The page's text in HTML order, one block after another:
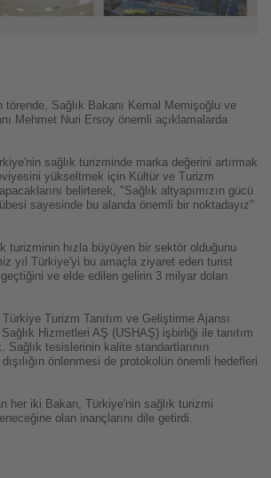
törende, Sağlık Bakanı Kemal Memişoğlu ve
Mehmet Nuri Ersoy önemli açıklamalarda
sağlık turizminde marka değerini artırmak
yükseltmek için Kültür ve Turizm
belirterek, "Sağlık altyapımızın gücü
sayesinde bu alanda önemli bir noktadayız"
turizminin hızla büyüyen bir sektör olduğunu
yıl Türkiye'yi bu amaçla ziyaret eden turist
ve elde edilen gelirin 3 milyar doları
Turizm Tanıtım ve Geliştirme Ajansı
Hizmetleri AŞ (USHAŞ) işbirliği ile tanıtım
Sağlık tesislerinin kalite standartlarının
önlenmesi de protokolün önemli hedefleri
her iki Bakan, Türkiye'nin sağlık turizmi
olan inançlarını dile getirdi.